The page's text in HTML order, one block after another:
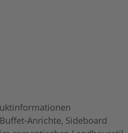
Buffet-Anrichte, Sideboard